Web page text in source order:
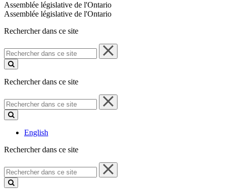
Assemblée législative de l'Ontario
Assemblée législative de l'Ontario
Rechercher dans ce site
Rechercher
dans
ce
Rechercher dans ce site
Rechercher
dans
ce
English
Rechercher dans ce site
Rechercher
dans
ce